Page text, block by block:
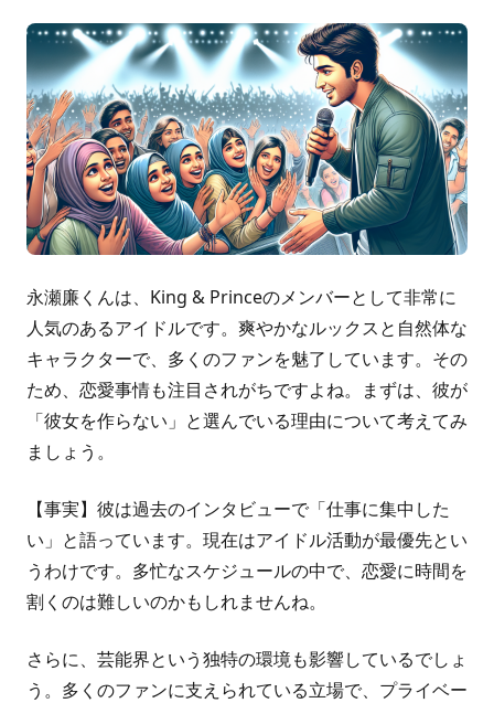
永瀬廉くんは、King & Princeのメンバーとして非常に
人気のあるアイドルです。爽やかなルックスと自然体な
キャラクターで、多くのファンを魅了しています。その
ため、恋愛事情も注目されがちですよね。まずは、彼が
「彼女を作らない」と選んでいる理由について考えてみ
ましょう。
【事実】彼は過去のインタビューで「仕事に集中した
い」と語っています。現在はアイドル活動が最優先とい
うわけです。多忙なスケジュールの中で、恋愛に時間を
割くのは難しいのかもしれませんね。
さらに、芸能界という独特の環境も影響しているでしょ
う。多くのファンに支えられている立場で、プライベー